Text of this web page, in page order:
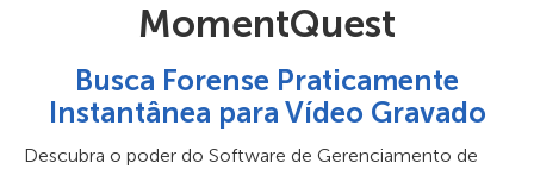
MomentQuest
Busca Forense Praticamente
Instantânea para Vídeo Gravado
Descubra o poder do Software de Gerenciamento de